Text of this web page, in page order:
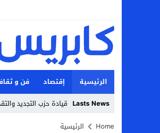
الرئيسية إقتصاد فن و
Lasts News قيادة حزب التجديد
Stop
Home الرئيسية